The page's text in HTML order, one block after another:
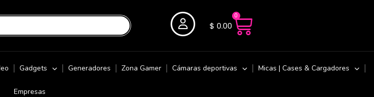
$ 0.00
0
Gadgets Generadores Zona Gamer Cámaras deportivas Micas | Cases & Cargadores
Empresas